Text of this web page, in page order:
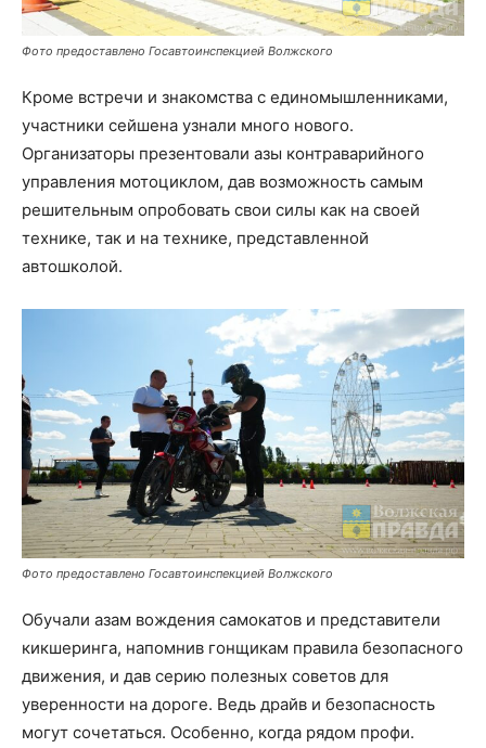
Фото предоставлено Госавтоинспекцией Волжского
Кроме встречи и знакомства с единомышленниками,
участники сейшена узнали много нового.
Организаторы презентовали азы контраварийного
управления мотоциклом, дав возможность самым
решительным опробовать свои силы как на своей
технике, так и на технике, представленной
автошколой.
Фото предоставлено Госавтоинспекцией Волжского
Обучали азам вождения самокатов и представители
кикшеринга, напомнив гонщикам правила безопасного
движения, и дав серию полезных советов для
уверенности на дороге. Ведь драйв и безопасность
могут сочетаться. Особенно, когда рядом профи.